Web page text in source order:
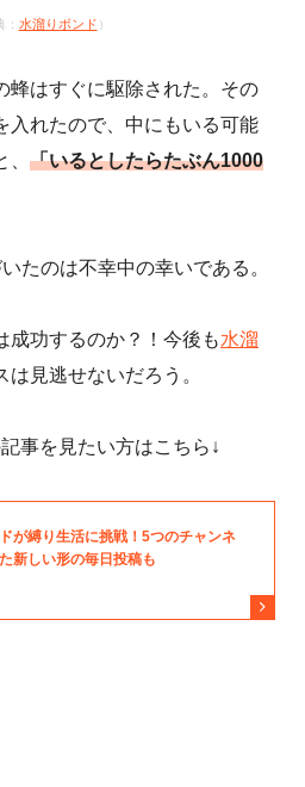
： 水溜りボンド ）
蜂はすぐに駆除された。その
入れたので、中にもいる可能
「いるとしたらたぶん1000
たのは不幸中の幸いである。
成功するのか？！ 今後も水溜
は見逃せないだろう。
事を見たい方はこちら↓